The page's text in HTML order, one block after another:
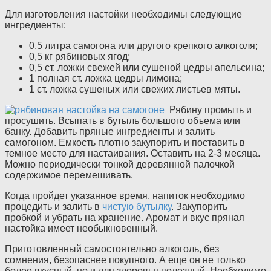
Для изготовления настойки необходимы следующие
ингредиенты:
0,5 литра самогона или другого крепкого алкоголя;
0,5 кг рябиновых ягод;
0,5 ст. ложки свежей или сушеной цедры апельсина;
1 полная ст. ложка цедры лимона;
1 ст. ложка сушеных или свежих листьев мяты.
Рябину промыть и
просушить. Всыпать в бутыль большого объема или
банку. Добавить пряные ингредиенты и залить
самогоном. Емкость плотно закупорить и поставить в
темное место для настаивания. Оставить на 2-3 месяца.
Можно периодически тонкой деревянной палочкой
содержимое перемешивать.
Когда пройдет указанное время, напиток необходимо
процедить и залить в чистую бутылку. Закупорить
пробкой и убрать на хранение. Аромат и вкус пряная
настойка имеет необыкновенный.
Приготовленный самостоятельно алкоголь, без
сомнения, безопаснее покупного. А еще он не только